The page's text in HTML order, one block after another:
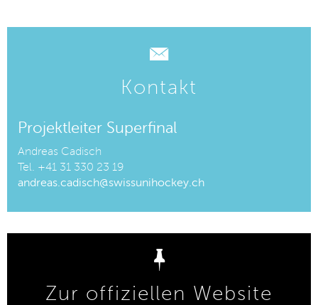
Kontakt
Projektleiter Superfinal
Andreas Cadisch
Tel. +41 31 330 23 19
andreas.cadisch@swissunihockey.ch
Zur offiziellen Website